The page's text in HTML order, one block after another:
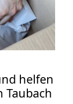
helfen
Taubach